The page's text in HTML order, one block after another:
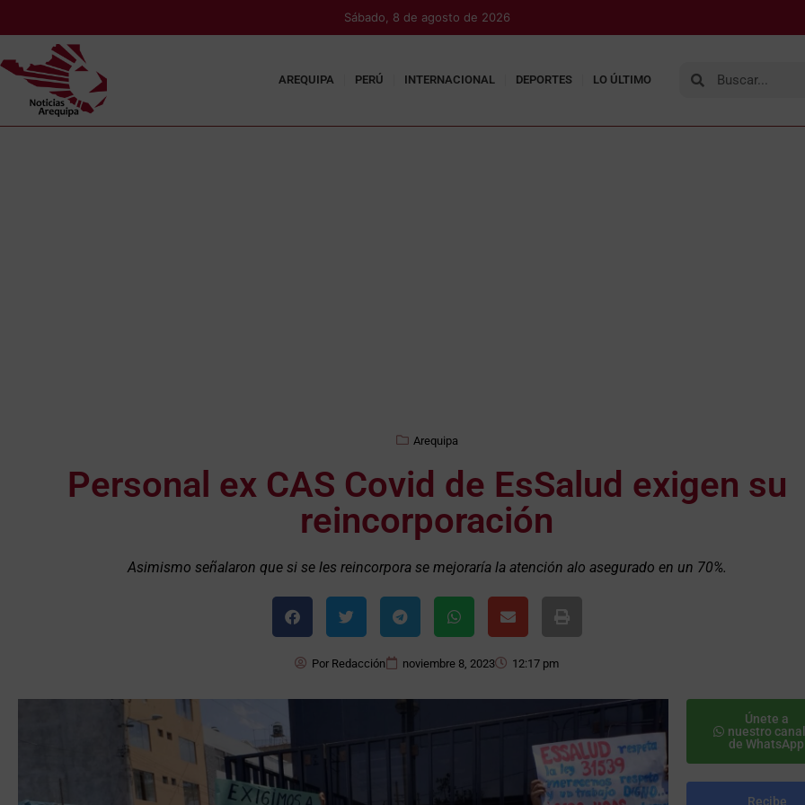
Sábado, 8 de agosto de 2026
AREQUIPA PERÚ INTERNACIONAL DEPORTES LO ÚLTIMO
Arequipa
Personal ex CAS Covid de EsSalud exigen su
reincorporación
Asimismo señalaron que si se les reincorpora se mejoraría la atención alo asegurado en un 70%.
Por Redacción noviembre 8, 2023 12:17 pm
Únete a
nuestro canal
de WhatsApp
Recibe